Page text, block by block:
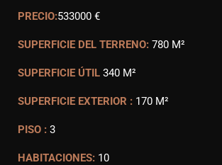
PRECIO:533000 €
SUPERFICIE DEL TERRENO: 780 M²
SUPERFICIE ÚTIL 340 M²
SUPERFICIE EXTERIOR : 170 M²
PISO : 3
HABITACIONES: 10